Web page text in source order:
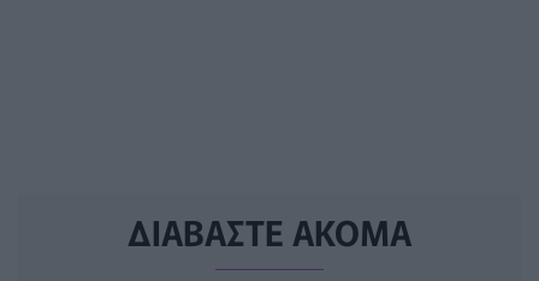
ΔΙΑΒΑΣΤΕ ΑΚΟΜΑ